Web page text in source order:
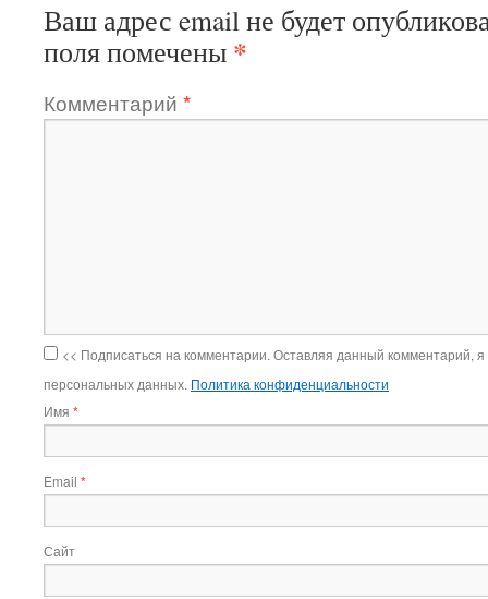
Ваш адрес email не будет
поля помечены *
Комментарий *
<< Подписаться на комментарии. Оставляя данный комментарий,
персональных данных. Политика конфиденциальности
Имя *
Email *
Сайт